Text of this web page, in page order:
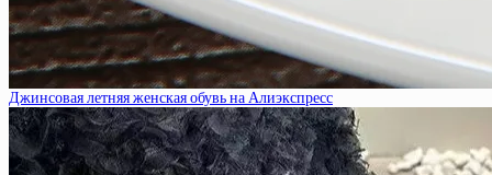
Джинсовая летняя женская обувь на Алиэкспресс